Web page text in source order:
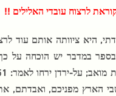
לרצוח עובדי האלילים !!
היא ציוותה אותם עוד
במדבר יש הוכחה
52 והורשתם את-כל-ישבי הארץ